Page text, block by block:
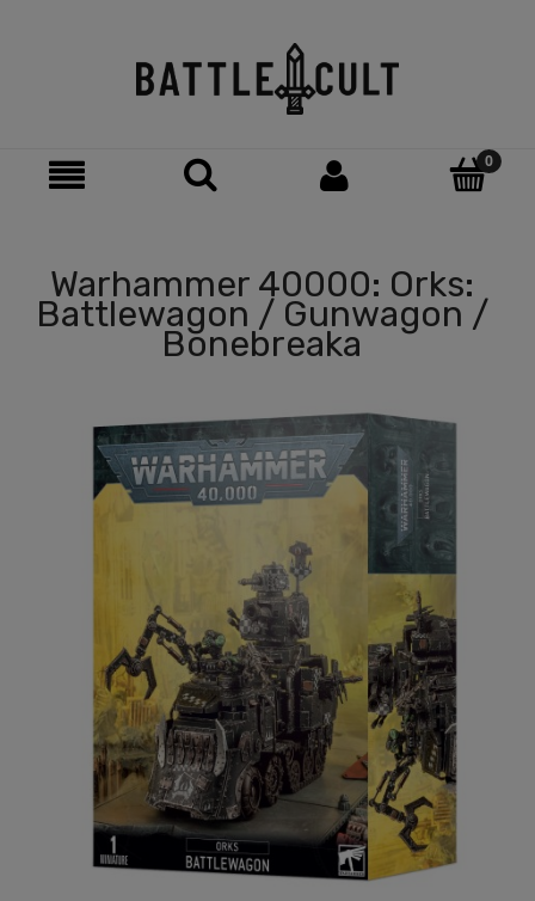
Warhammer 40000: Orks:
Battlewagon / Gunwagon /
Bonebreaka